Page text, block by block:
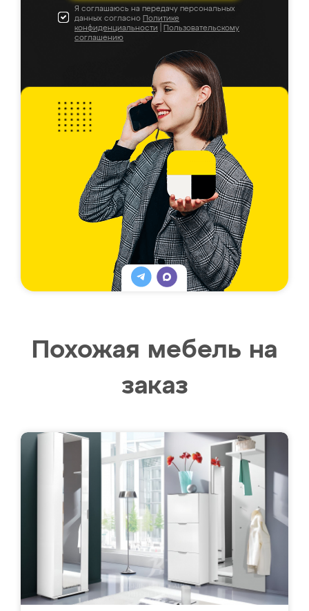
Я соглашаюсь на передачу персональных
данных согласно Политике
конфиденциальности
Пользовательскому
соглашению
Похожая мебель на
заказ